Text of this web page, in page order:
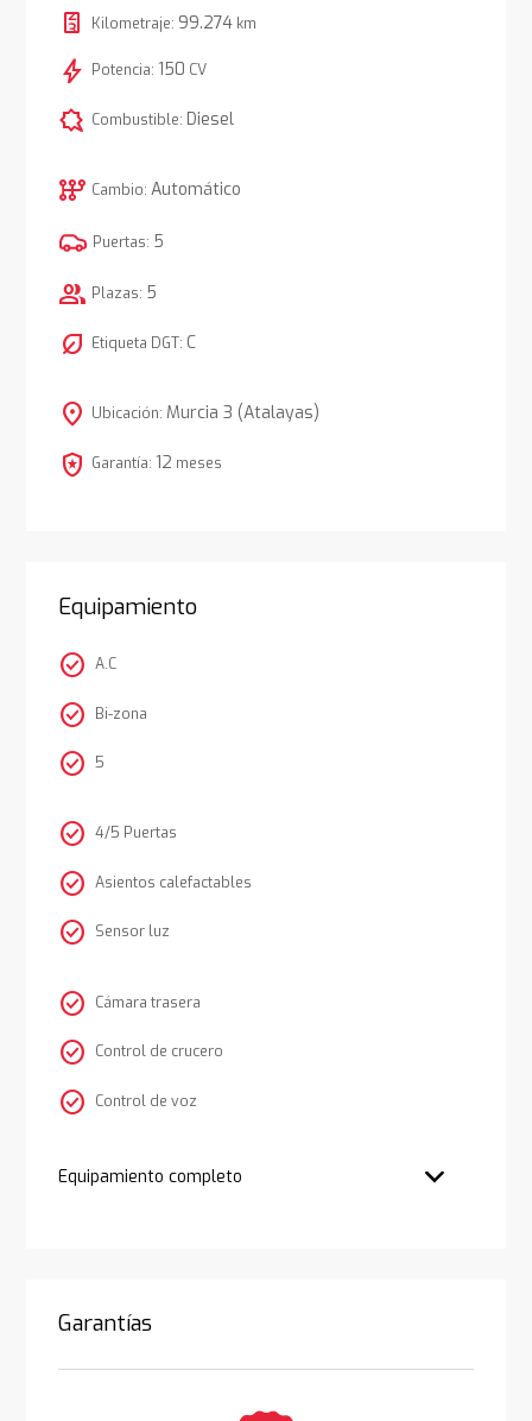
Kilometraje: 99.274km
bolt Potencia: 150 CV
comic_bubble Combustible: Diesel
auto_transmission Cambio: Automático
Puertas: 5
group Plazas: 5
nest_eco_leaf Etiqueta DGT: C
location_on Ubicación: Murcia 3 (Atalayas)
local_police Garantía: 12 meses
Equipamiento
check_circle A.C
check_circle Bi-zona
check_circle 5
check_circle 4/5 Puertas
check_circle Asientos calefactables
check_circle Sensor luz
check_circle Cámara trasera
check_circle Control de crucero
check_circle Control de voz
Equipamiento completo
Garantías